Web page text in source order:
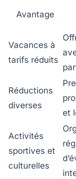
Avantage
Vacances à
tarifs réduits
Réductions
diverses
et
Activités
sportives et
culturelles